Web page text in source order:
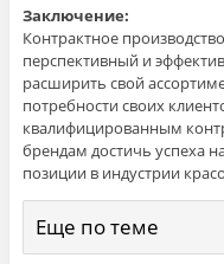
Заключение:
Контрактное
перспективный и
расширить свой
потребности своих
квалифицированным
брендам достичь успеха
позиции в индустрии
Еще по теме